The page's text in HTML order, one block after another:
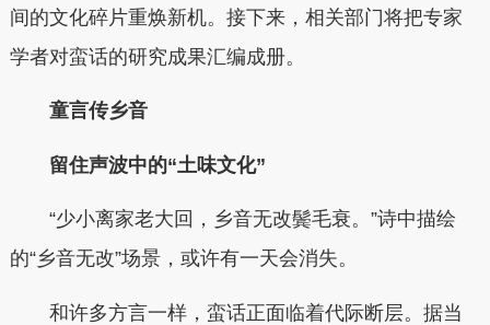
间的文化碎片重焕新机。接下来，相关部门将把专家
学者对蛮话的研究成果汇编成册。
童言传乡音
留住声波中的“土味文化”
“少小离家老大回，乡音无改鬓毛衰。”诗中描绘
的“乡音无改”场景，或许有一天会消失。
和许多方言一样，蛮话正面临着代际断层。据当